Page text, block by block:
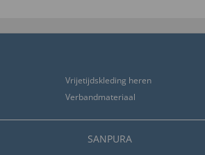
Vrijetijdskleding heren
Verbandmateriaal
SANPURA